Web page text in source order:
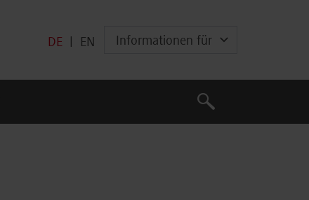
DE EN Informationen für
Suche
Suche